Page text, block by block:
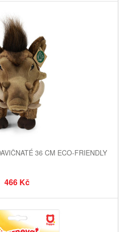
36 CM ECO-FRIENDLY
466 Kč